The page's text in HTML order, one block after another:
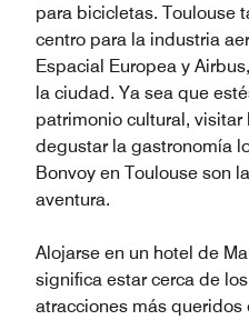
para bicicletas. Toulouse
centro para la industria
Espacial Europea y
la ciudad. Ya sea que
patrimonio cultural,
degustar la gastronomía
Bonvoy en Toulouse son
aventura.
Alojarse en un hotel de
significa estar cerca de
atracciones más